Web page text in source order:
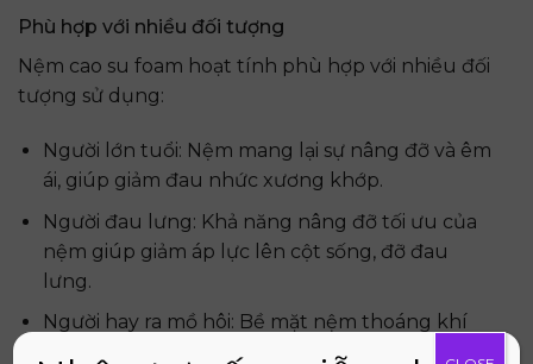
Phù hợp với nhiều đối tượng
Nệm cao su foam hoạt tính phù hợp với nhiều đối
tượng sử dụng:
Người lớn tuổi: Nệm mang lại sự nâng đỡ và êm
ái, giúp giảm đau nhức xương khớp.
Người đau lưng: Khả năng nâng đỡ tối ưu của
nệm giúp giảm áp lực lên cột sống, đỡ đau
lưng.
Người hay ra mồ hôi: Bề mặt nệm thoáng khí
giúp thấm hút mồ hôi, mang lại cảm giác khô